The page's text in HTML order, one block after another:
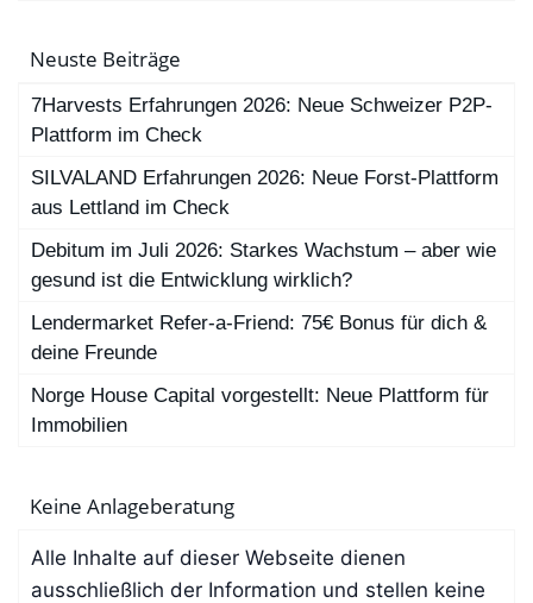
Neuste Beiträge
7Harvests Erfahrungen 2026: Neue Schweizer P2P-
Plattform im Check
SILVALAND Erfahrungen 2026: Neue Forst-Plattform
aus Lettland im Check
Debitum im Juli 2026: Starkes Wachstum – aber wie
gesund ist die Entwicklung wirklich?
Lendermarket Refer-a-Friend: 75€ Bonus für dich &
deine Freunde
Norge House Capital vorgestellt: Neue Plattform für
Immobilien
Keine Anlageberatung
Alle Inhalte auf dieser Webseite dienen
ausschließlich der Information und stellen keine